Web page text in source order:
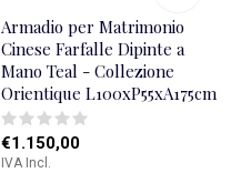
Armadio per Matrimonio
Cinese Farfalle Dipinte a
Mano Teal - Collezione
Orientique L100xP55xA175cm
€1.150,00
IVA Incl.